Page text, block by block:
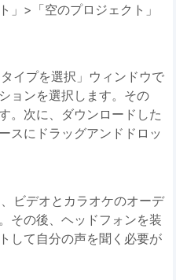
」>「空のプロジェクト」
イプを選択」ウィンドウで
ョンを選択します。その
。次に、ダウンロードした
スにドラッグアンドドロッ
ビデオとカラオケのオーデ
その後、ヘッドフォンを装
して自分の声を聞く必要が